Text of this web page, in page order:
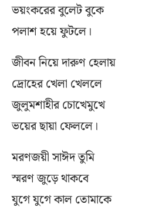
ভয়ংকরের বুলেট বুকে
পলাশ হয়ে ফুটলে।
জীবন নিয়ে দারুণ হেলায়
দ্রোহের খেলা খেললে
জুলুমশাহীর চোখেমুখে
ভয়ের ছায়া ফেললে।
মরণজয়ী সাঈদ তুমি
স্মরণ জুড়ে থাকবে
যুগে যুগে কাল তোমাকে